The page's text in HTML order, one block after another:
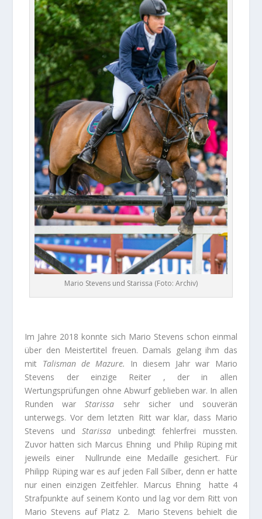
Mario Stevens und Starissa (Foto: Archiv)
Im Jahre 2018 konnte sich Mario Stevens schon einmal
über den Meistertitel freuen. Damals gelang ihm das
mit Talisman de Mazure. In diesem Jahr war Mario
Stevens der einzige Reiter , der in allen
Wertungsprüfungen ohne Abwurf geblieben war. In allen
Runden warStarissa sehr sicher und souverän
unterwegs. Vor dem letzten Ritt war klar, dass Mario
Stevens undStarissa unbedingt fehlerfrei mussten.
Zuvor hatten sich Marcus Ehning und Philip Rüping mit
jeweils einer Nullrunde eine Medaille gesichert. Für
Philipp Rüping war es auf jeden Fall Silber, denn er hatte
nur einen einzigen Zeitfehler. Marcus Ehning hatte 4
Strafpunkte auf seinem Konto und lag vor dem Ritt von
Mario Stevens auf Platz 2. Mario Stevens behielt die